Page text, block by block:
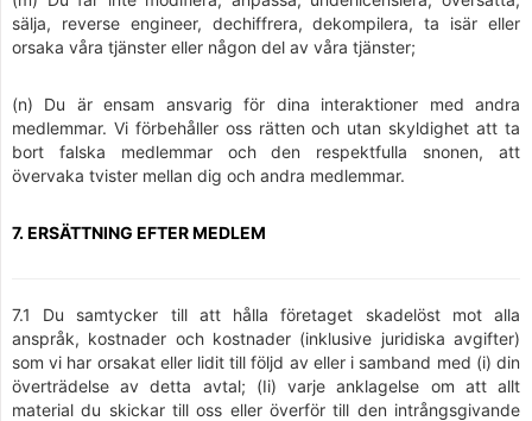
sälja, reverse engineer, dechiffrera, dekompilera, ta isär eller
orsaka våra tjänster eller någon del av våra tjänster;
(n) Du är ensam ansvarig för dina interaktioner med andra
medlemmar. Vi förbehåller oss rätten och utan skyldighet att ta
bort falska medlemmar och den respektfulla snonen, att
övervaka tvister mellan dig och andra medlemmar.
7. ERSÄTTNING EFTER MEDLEM
7.1 Du samtycker till att hålla företaget skadelöst mot alla
anspråk, kostnader och kostnader (inklusive juridiska avgifter)
som vi har orsakat eller lidit till följd av eller i samband med (i) din
överträdelse av detta avtal; (Ii) varje anklagelse om att allt
material du skickar till oss eller överför till den intrångsgivande